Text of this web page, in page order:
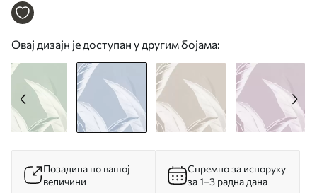
Овај дизајн је доступан у другим бојама:
Позадина по вашој
величини
Спремно за испоруку
за 1–3 радна дана